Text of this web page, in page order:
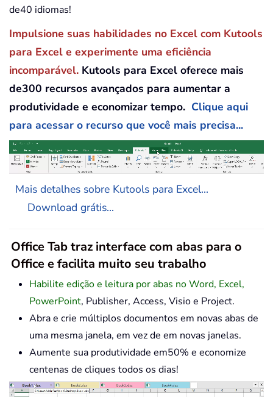
de40 idiomas!
Impulsione suas habilidades no Excel com Kutools
para Excel e experimente uma eficiência
incomparável. Kutools para Excel oferece mais
de300 recursos avançados para aumentar a
produtividade e economizar tempo. Clique aqui
para acessar o recurso que você mais precisa...
Mais detalhes sobre Kutools para Excel...
Download grátis...
Office Tab traz interface com abas para o
Office e facilita muito seu trabalho
Habilite edição e leitura por abas no Word, Excel,
PowerPoint, Publisher, Access, Visio e Project.
Abra e crie múltiplos documentos em novas abas de
uma mesma janela, em vez de em novas janelas.
Aumente sua produtividade em50% e economize
centenas de cliques todos os dias!